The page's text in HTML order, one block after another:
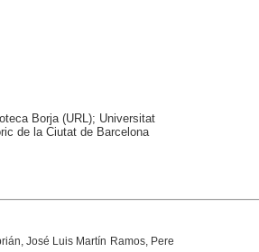
Borja (URL); Universitat
de la Ciutat de Barcelona
José Luis Martín Ramos, Pere